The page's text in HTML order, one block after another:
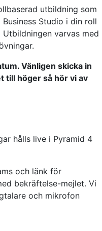
utbildning som
Studio i din roll
varvas med
Vänligen skicka in
till höger så hör vi av
hålls live i Pyramid 4
och länk för
bekräftelse-mejlet. Vi
och mikrofon